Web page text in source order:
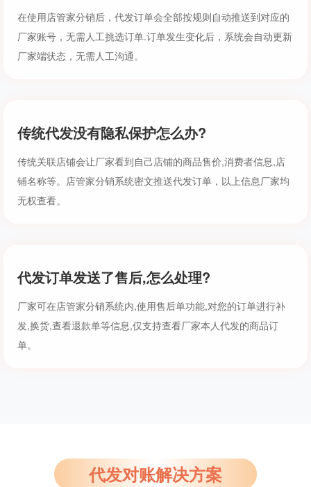
在使用店管家分销后，代发订单会全部按规则自动推送到对应的
厂家账号，无需人工挑选订单.订单发生变化后，系统会自动更新
厂家端状态，无需人工沟通。
传统代发没有隐私保护怎么办?
传统关联店铺会让厂家看到自己店铺的商品售价,消费者信息,店
铺名称等。店管家分销系统密文推送代发订单，以上信息厂家均
无权查看。
代发订单发送了售后,怎么处理?
厂家可在店管家分销系统内,使用售后单功能,对您的订单进行补
发,换货,查看退款单等信息,仅支持查看厂家本人代发的商品订
单。
代发对账解决方案